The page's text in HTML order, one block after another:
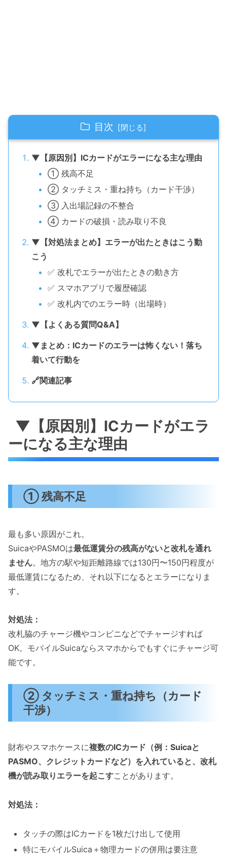
目次
▼【原因別】ICカードがエラーになる主な理由
① 残高不足
② タッチミス・重ね持ち（カード干渉）
③ 入出場記録の不整合
④ カードの破損・読み取り不良
▼【対処法まとめ】エラーが出たときはこう動
こう
✅ 改札でエラーが出たときの動き方
✅ スマホアプリで履歴確認
✅ 改札内でのエラー時（出場時）
▼【よくある質問Q&A】
▼まとめ：ICカードのエラーは怖くない！落ち
着いて行動を
🔗関連記事
▼【原因別】ICカードがエラ
ーになる主な理由
① 残高不足
最も多い原因がこれ。
SuicaやPASMOは最低運賃分の残高がないと改札を通れ
ません。地方の駅や短距離路線では130円〜150円程度が
最低運賃になるため、それ以下になるとエラーになりま
す。
対処法：
改札脇のチャージ機やコンビニなどでチャージすれば
OK。モバイルSuicaならスマホからでもすぐにチャージ可
能です。
② タッチミス・重ね持ち（カード
干渉）
財布やスマホケースに複数のICカード（例：Suicaと
PASMO、クレジットカードなど）を入れていると、改札
機が読み取りエラーを起こすことがあります。
対処法：
タッチの際はICカードを1枚だけ出して使用
特にモバイルSuica＋物理カードの併用は要注意